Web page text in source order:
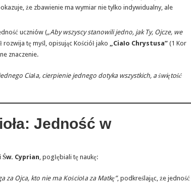
że zbawienie ma wymiar nie tylko indywidualny, ale
uczniów („Aby wszyscy stanowili jedno, jak Ty, Ojcze, we
rozwija tę myśl, opisując Kościół jako „Ciało Chrystusa”(1 Kor
znaczenie.
Ciała, cierpienie jednego dotyka wszystkich, a świętość
Jedność w
Cyprian, pogłębiali tę naukę:
za Ojca, kto nie ma Kościoła za Matkę”, podkreślając, że jedność